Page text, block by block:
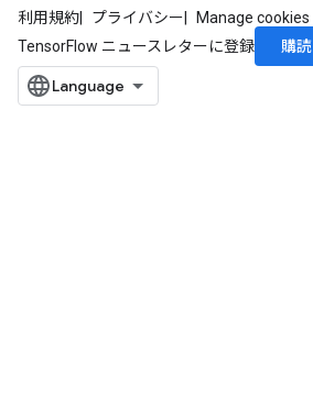
利用規約 プライバシー
Manage cookies
TensorFlow ニュースレターに登録
購読